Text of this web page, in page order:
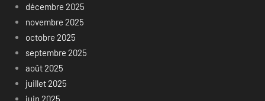
décembre 2025
novembre 2025
octobre 2025
septembre 2025
août 2025
juillet 2025
juin 2025